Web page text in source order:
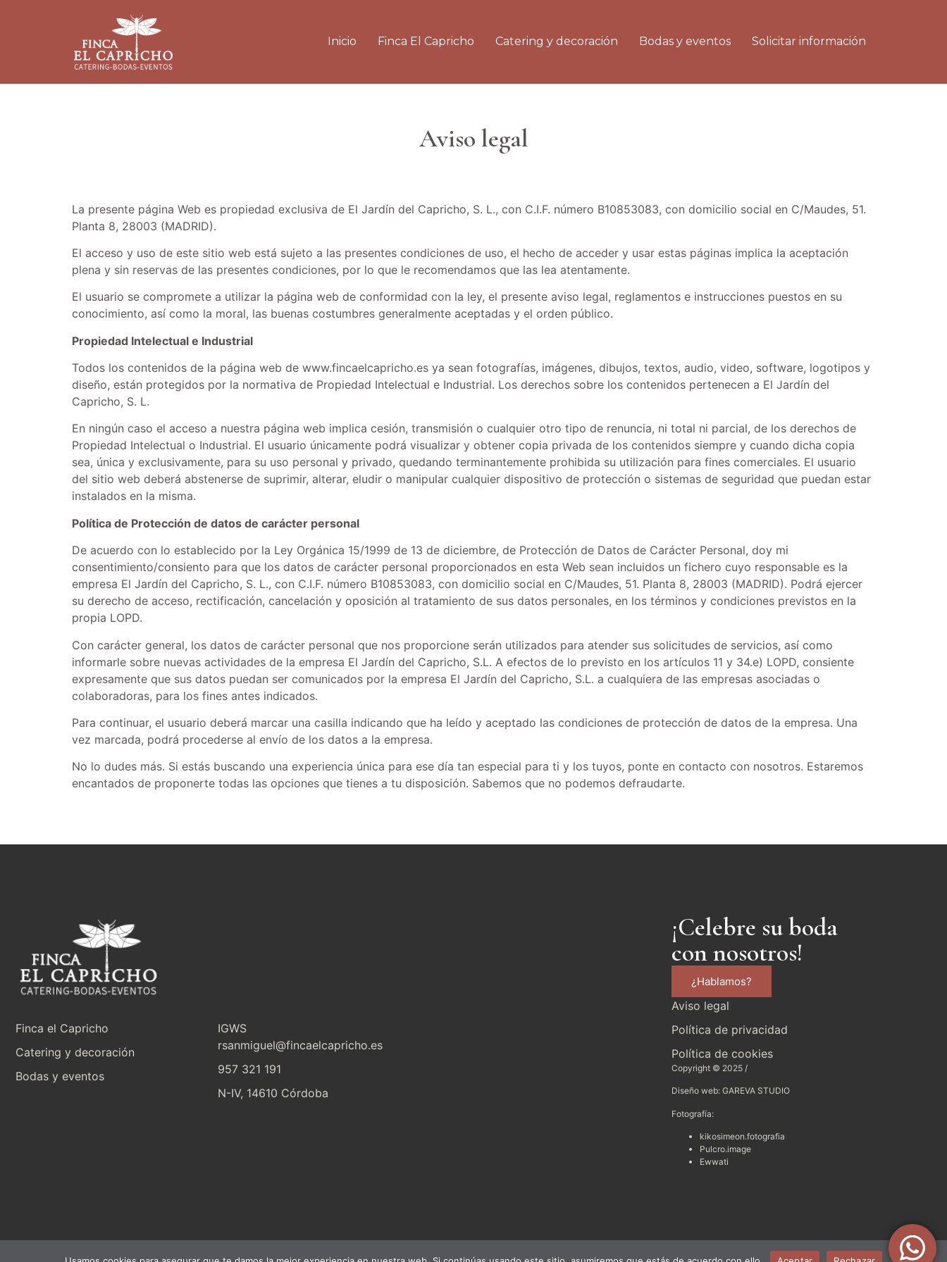
Inicio Finca El Capricho Catering y decoración Bodas y eventos Solicitar información
Aviso legal
La presente página Web es propiedad exclusiva de El Jardín del Capricho, S. L., con C.I.F. número B10853083, con domicilio social en C/Maudes, 51.
Planta 8, 28003 (MADRID).
El acceso y uso de este sitio web está sujeto a las presentes condiciones de uso, el hecho de acceder y usar estas páginas implica la aceptación
plena y sin reservas de las presentes condiciones, por lo que le recomendamos que las lea atentamente.
El usuario se compromete a utilizar la página web de conformidad con la ley, el presente aviso legal, reglamentos e instrucciones puestos en su
conocimiento, así como la moral, las buenas costumbres generalmente aceptadas y el orden público.
Propiedad Intelectual e Industrial
Todos los contenidos de la página web de www.fincaelcapricho.es ya sean fotografías, imágenes, dibujos, textos, audio, video, software, logotipos y
diseño, están protegidos por la normativa de Propiedad Intelectual e Industrial. Los derechos sobre los contenidos pertenecen a El Jardín del
Capricho, S. L.
En ningún caso el acceso a nuestra página web implica cesión, transmisión o cualquier otro tipo de renuncia, ni total ni parcial, de los derechos de
Propiedad Intelectual o Industrial. El usuario únicamente podrá visualizar y obtener copia privada de los contenidos siempre y cuando dicha copia
sea, única y exclusivamente, para su uso personal y privado, quedando terminantemente prohibida su utilización para fines comerciales. El usuario
del sitio web deberá abstenerse de suprimir, alterar, eludir o manipular cualquier dispositivo de protección o sistemas de seguridad que puedan estar
instalados en la misma.
Política de Protección de datos de carácter personal
De acuerdo con lo establecido por la Ley Orgánica 15/1999 de 13 de diciembre, de Protección de Datos de Carácter Personal, doy mi
consentimiento/consiento para que los datos de carácter personal proporcionados en esta Web sean incluidos un fichero cuyo responsable es la
empresa El Jardín del Capricho, S. L., con C.I.F. número B10853083, con domicilio social en C/Maudes, 51. Planta 8, 28003 (MADRID). Podrá ejercer
su derecho de acceso, rectificación, cancelación y oposición al tratamiento de sus datos personales, en los términos y condiciones previstos en la
propia LOPD.
Con carácter general, los datos de carácter personal que nos proporcione serán utilizados para atender sus solicitudes de servicios, así como
informarle sobre nuevas actividades de la empresa El Jardín del Capricho, S.L. A efectos de lo previsto en los artículos 11 y 34.e) LOPD, consiente
expresamente que sus datos puedan ser comunicados por la empresa El Jardín del Capricho, S.L. a cualquiera de las empresas asociadas o
colaboradoras, para los fines antes indicados.
Para continuar, el usuario deberá marcar una casilla indicando que ha leído y aceptado las condiciones de protección de datos de la empresa. Una
vez marcada, podrá procederse al envío de los datos a la empresa.
No lo dudes más. Si estás buscando una experiencia única para ese día tan especial para ti y los tuyos, ponte en contacto con nosotros. Estaremos
encantados de proponerte todas las opciones que tienes a tu disposición. Sabemos que no podemos defraudarte.
Finca el Capricho
Catering y decoración
Bodas y eventos
IGWS
rsanmiguel@fincaelcapricho.es
957 321 191
N-IV, 14610 Córdoba
¡Celebre su boda
con nosotros!
¿Hablamos?
Aviso legal
Política de privacidad
Política de cookies
Copyright © 2025 /
Diseño web: GAREVA STUDIO
Fotografía:
kikosimeon.fotografia
Pulcro.image
Ewwati